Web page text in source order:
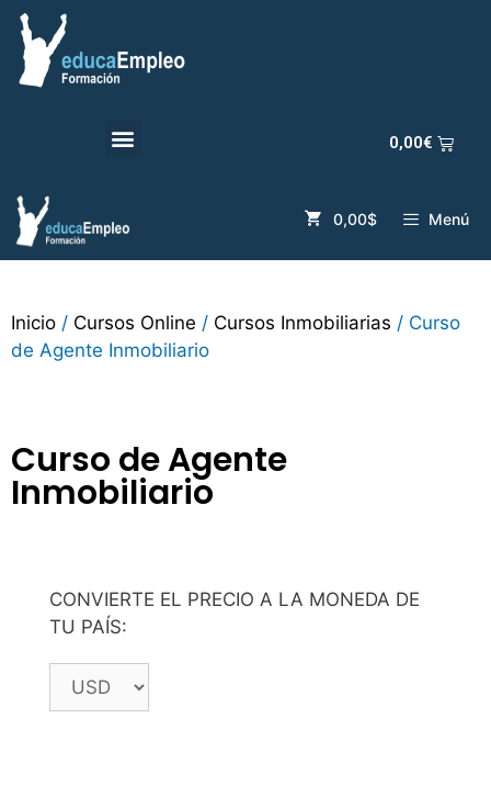
0,00€
0,00$ Menú
Inicio / Cursos Online / Cursos Inmobiliarias / Curso
de Agente Inmobiliario
Curso de Agente
Inmobiliario
CONVIERTE EL PRECIO A LA MONEDA DE
TU PAÍS: